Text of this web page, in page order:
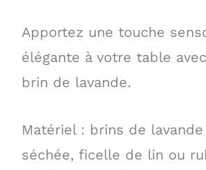
Apportez une touche
élégante à votre table
brin de lavande.
Matériel : brins de
séchée, ficelle de lin ou